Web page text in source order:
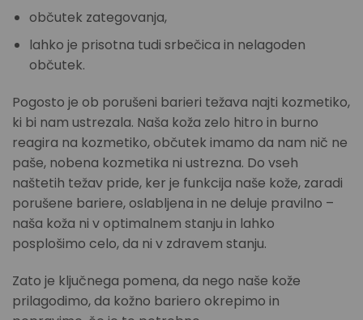
občutek zategovanja,
lahko je prisotna tudi srbečica in nelagoden
občutek.
Pogosto je ob porušeni barieri težava najti kozmetiko,
ki bi nam ustrezala. Naša koža zelo hitro in burno
reagira na kozmetiko, občutek imamo da nam nič ne
paše, nobena kozmetika ni ustrezna. Do vseh
naštetih težav pride, ker je funkcija naše kože, zaradi
porušene bariere, oslabljena in ne deluje pravilno –
naša koža ni v optimalnem stanju in lahko
posplošimo celo, da ni v zdravem stanju.
Zato je ključnega pomena, da nego naše kože
prilagodimo, da kožno bariero okrepimo in